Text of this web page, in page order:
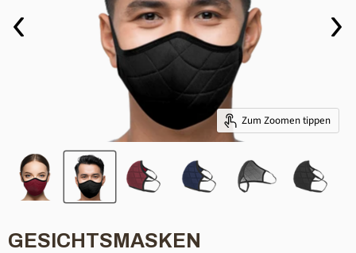
Zum Zoomen tippen
GESICHTSMASKEN